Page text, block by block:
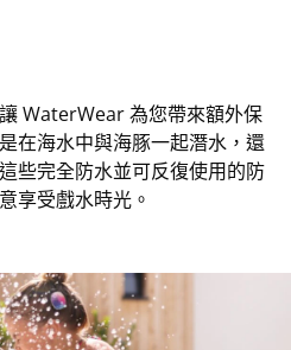
WaterWear 為您帶來額外保
在海水中與海豚一起潛水，還
些完全防水並可反復使用的防
享受戲水時光。